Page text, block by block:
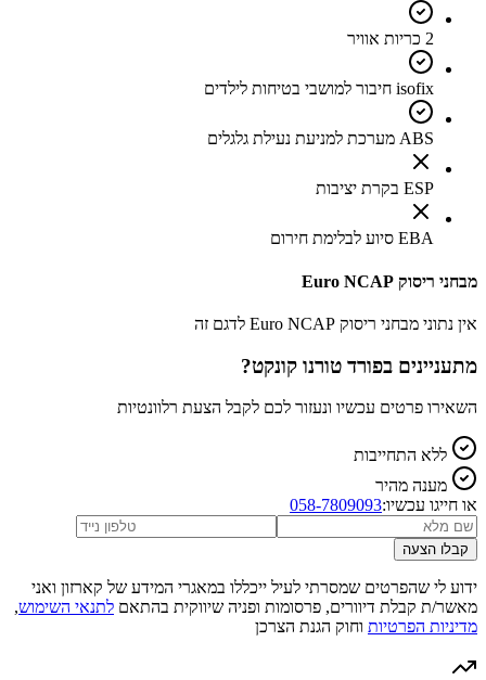
2 כריות אוויר
isofix חיבור למושבי בטיחות לילדים
ABS מערכת למניעת נעילת גלגלים
ESP בקרת יציבות
EBA סיוע לבלימת חירום
מבחני ריסוק Euro NCAP
אין נתוני מבחני ריסוק Euro NCAP לדגם זה
מתעניינים בפורד טורנו קונקט?
השאירו פרטים עכשיו ונעזור לכם לקבל הצעת רלוונטיות
ללא התחייבות
מענה מהיר
או חייגו עכשיו:058-7809093
קבלו הצעה
ידוע לי שהפרטים שמסרתי לעיל ייכללו במאגרי המידע של קארזון ואני
מאשר/ת קבלת דיוורים, פרסומות ופניה שיווקית בהתאם לתנאי השימוש,
מדיניות הפרטיות וחוק הגנת הצרכן